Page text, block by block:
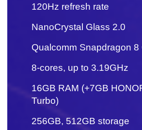
120Hz refresh rate
NanoCrystal Glass 2.0
Qualcomm Snapdragon 8
8-cores, up to 3.19GHz
16GB RAM (+7GB
Turbo)
256GB, 512GB storage